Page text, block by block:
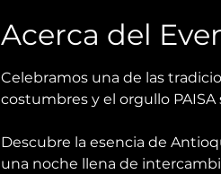
Acerca del
Celebramos una de las
costumbres y el orgullo
Descubre la esencia de
una noche llena de